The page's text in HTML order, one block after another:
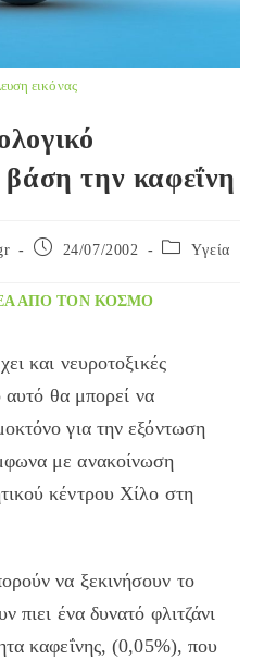
εικόνας
την καφεΐνη
Post
24/07/2002
Post Yγεία
ΑΠΌ ΤΟΝ ΚΌΣΜΟ
και νευροτοξικές
αυτό θα μπορεί να
για την εξόντωση
με ανακοίνωση
κέντρου Χίλο στη
να ξεκινήσουν το
πιει ένα δυνατό φλιτζάνι
καφεΐνης, (0,05%), που